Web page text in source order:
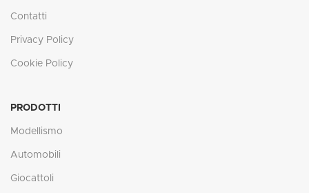
Contatti
Privacy Policy
Cookie Policy
PRODOTTI
Modellismo
Automobili
Giocattoli